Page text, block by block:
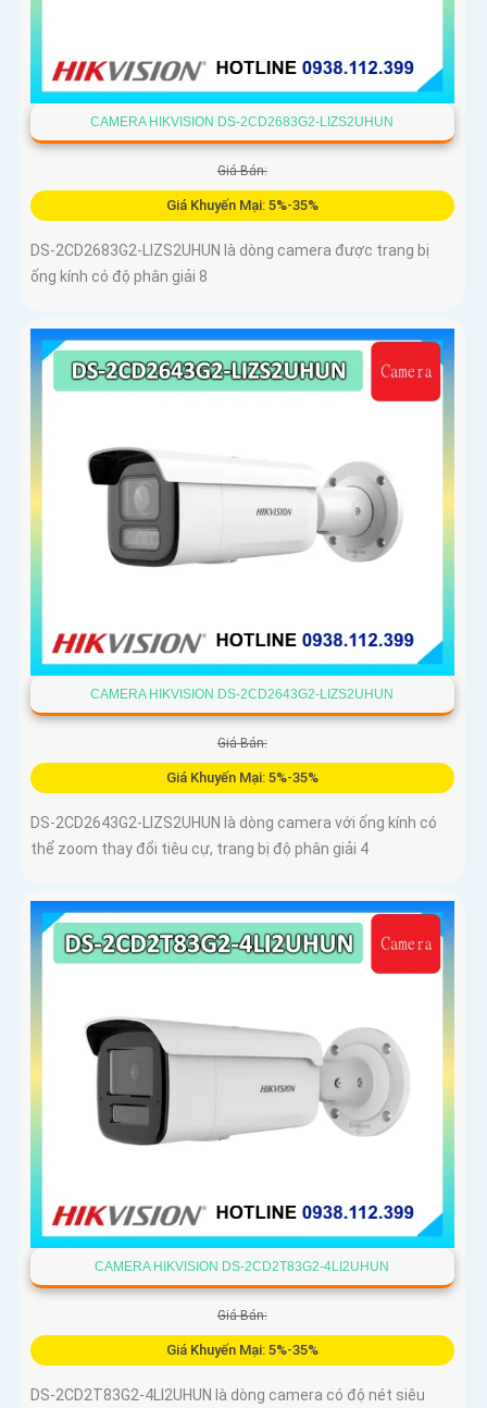
CAMERA HIKVISION DS-2CD2683G2-LIZS2UHUN
Giá Bán:
Giá Khuyến Mại: 5%-35%
DS-2CD2683G2-LIZS2UHUN là dòng camera được trang bị
ống kính có độ phân giải 8
CAMERA HIKVISION DS-2CD2643G2-LIZS2UHUN
Giá Bán:
Giá Khuyến Mại: 5%-35%
DS-2CD2643G2-LIZS2UHUN là dòng camera với ống kính có
thể zoom thay đổi tiêu cự, trang bị độ phân giải 4
CAMERA HIKVISION DS-2CD2T83G2-4LI2UHUN
Giá Bán:
Giá Khuyến Mại: 5%-35%
DS-2CD2T83G2-4LI2UHUN là dòng camera có độ nét siêu